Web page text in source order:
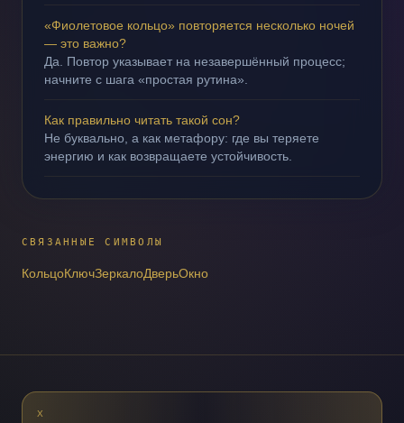
«Фиолетовое кольцо» повторяется несколько ночей
— это важно?
Да. Повтор указывает на незавершённый процесс;
начните с шага «простая рутина».
Как правильно читать такой сон?
Не буквально, а как метафору: где вы теряете
энергию и как возвращаете устойчивость.
СВЯЗАННЫЕ СИМВОЛЫ
КольцоКлючЗеркалоДверьОкно
X